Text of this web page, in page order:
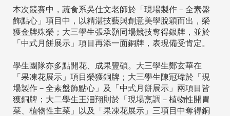
本次競賽中，蔬食系吳仕文老師於「現場製作－全素盤
飾點心」項目中，以精湛技藝與創意美學脫穎而出，榮
獲金牌殊榮；大三學生張承顥同場競技奪得銀牌，並於
「中式月餅展示」項目再添一面銅牌，表現備受肯定。
學生團隊亦多點開花、成果豐碩。大三學生鄭玄華在
「果凍花展示」項目榮獲銅牌；大三學生陳冠瑋於「現
場製作－全素盤飾點心」及「中式月餅展示」兩項目皆
獲銅牌；大二學生王沺翔則於「現場烹調－植物性開胃
菜、植物性主菜」以及「果凍花展示」三項目中奪得銅